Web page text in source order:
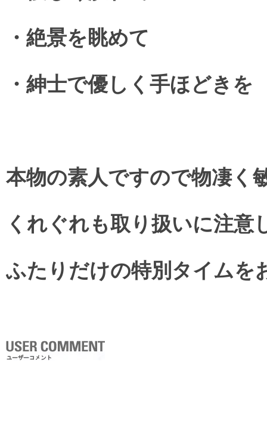
・絶景を眺めて
・紳士で優しく手ほどきを
本物の素人ですので物凄く
くれぐれも取り扱いに注意
ふたりだけの特別タイムを